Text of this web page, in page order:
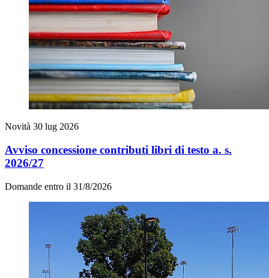
Novità 30 lug 2026
Avviso concessione contributi libri di testo a. s.
2026/27
Domande entro il 31/8/2026